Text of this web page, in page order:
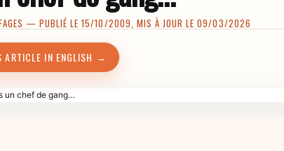
— PUBLIÉ LE 15/10/2009, MIS À JOUR LE 09/03/2026
ARTICLE IN ENGLISH →